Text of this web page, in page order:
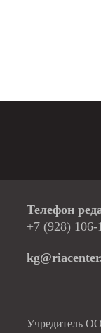
Телефон
+7 (928) 106-
Учредитель